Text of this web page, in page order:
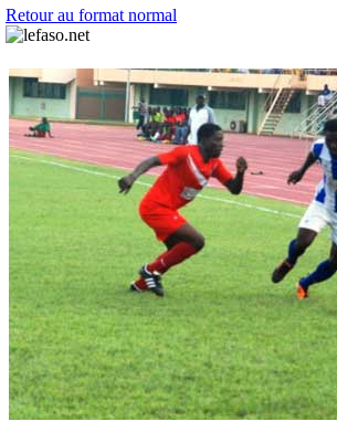
Retour au format normal